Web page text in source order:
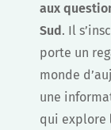
aux
Sud . Il
porte un
monde
une
qui explore